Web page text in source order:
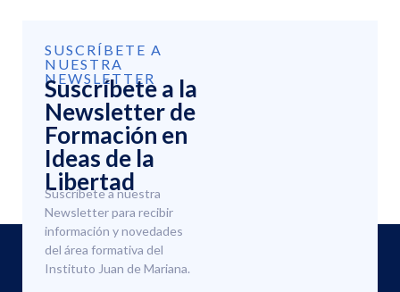
SUSCRÍBETE A
NUESTRA
NEWSLETTER
Suscríbete a la
Newsletter de
Formación en
Ideas de la
Libertad
Suscríbete a nuestra
Newsletter para recibir
información y novedades
del área formativa del
Instituto Juan de Mariana.